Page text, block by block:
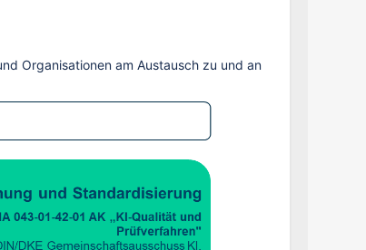
Organisationen am Austausch zu und an